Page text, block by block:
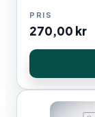
270,00 kr